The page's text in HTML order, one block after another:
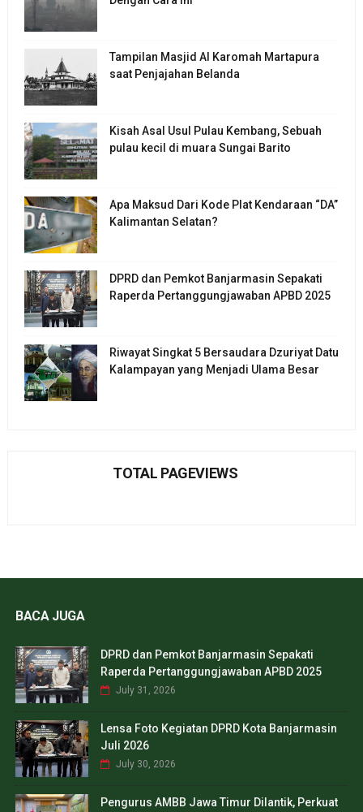
Tampilan Masjid Al Karomah Martapura
saat Penjajahan Belanda
Kisah Asal Usul Pulau Kembang, Sebuah
pulau kecil di muara Sungai Barito
Apa Maksud Dari Kode Plat Kendaraan “DA”
Kalimantan Selatan?
DPRD dan Pemkot Banjarmasin Sepakati
Raperda Pertanggungjawaban APBD 2025
Riwayat Singkat 5 Bersaudara Dzuriyat Datu
Kalampayan yang Menjadi Ulama Besar
TOTAL PAGEVIEWS
BACA JUGA
DPRD dan Pemkot Banjarmasin Sepakati
Raperda Pertanggungjawaban APBD 2025
July 31, 2026
Lensa Foto Kegiatan DPRD Kota Banjarmasin
Juli 2026
July 30, 2026
Pengurus AMBB Jawa Timur Dilantik, Perkuat